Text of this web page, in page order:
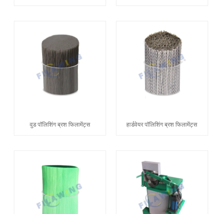
वुड पॉलिशिंग ब्रश फिलामेंट्स हार्डवेयर पॉलिशिंग ब्रश फिलामेंट्स